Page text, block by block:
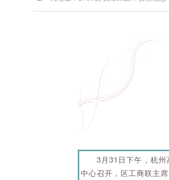
3月31日下午，杭
中心召开，区工商联主